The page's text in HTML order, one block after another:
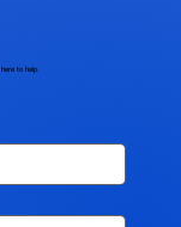
to help.